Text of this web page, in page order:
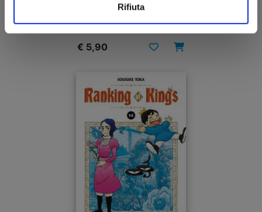
Rifiuta
€ 5,90